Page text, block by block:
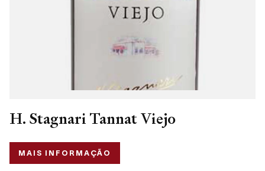
H. Stagnari Tannat Viejo
MAIS INFORMAÇÃO